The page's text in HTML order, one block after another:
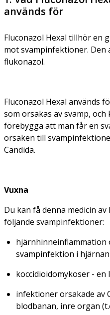
används för
Fluconazol Hexal tillhör en
mot svampinfektioner. Den
flukonazol.
Fluconazol Hexal används
som orsakas av svamp,
förebygga att man får en
orsaken till
Candida.
Vuxna
Du kan få denna medicin
följande svampinfektioner:
hjärnhinneinflammation
svampinfektion i hjärnan
koccidioidomykoser - en
infektioner orsakade av
blodbanan, inre organ